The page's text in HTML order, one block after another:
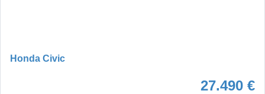
Honda Civic
27.490 €